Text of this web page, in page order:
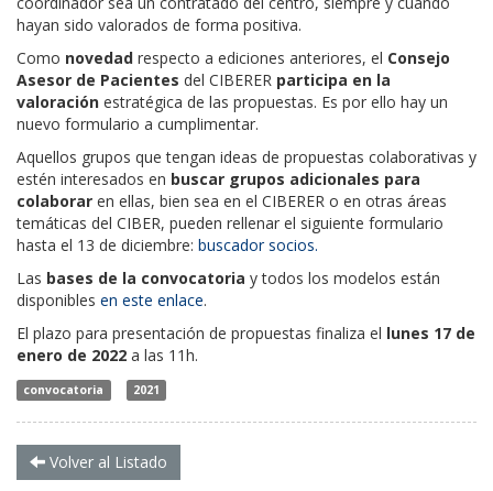
hayan sido valorados de forma positiva.
Como novedad respecto a ediciones anteriores, el Consejo
Asesor de Pacientes del CIBERER participa en la
valoración estratégica de las propuestas. Es por ello hay un
nuevo formulario a cumplimentar.
Aquellos grupos que tengan ideas de propuestas colaborativas y
estén interesados en buscar grupos adicionales para
colaborar en ellas, bien sea en el CIBERER o en otras áreas
temáticas del CIBER, pueden rellenar el siguiente formulario
hasta el 13 de diciembre: buscador socios.
Las bases de la convocatoria y todos los modelos están
disponibles en este enlace.
El plazo para presentación de propuestas finaliza el lunes 17 de
enero de 2022 a las 11h.
convocatoria 2021
Volver al Listado